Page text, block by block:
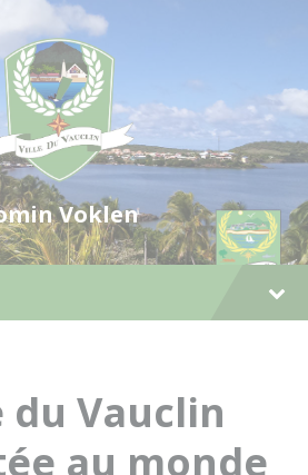
Voklen
du Vauclin
au monde